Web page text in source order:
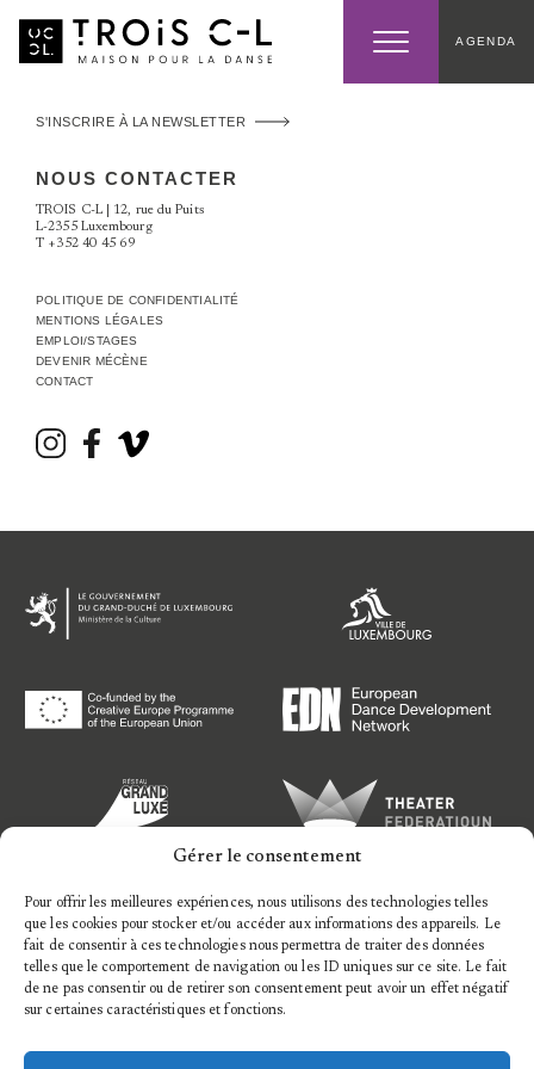
Gérer le consentement
Pour offrir les meilleures expériences, nous utilisons des technologies telles
que les cookies pour stocker et/ou accéder aux informations des appareils. Le
fait de consentir à ces technologies nous permettra de traiter des données
telles que le comportement de navigation ou les ID uniques sur ce site. Le fait
de ne pas consentir ou de retirer son consentement peut avoir un effet négatif
sur certaines caractéristiques et fonctions.
AGENDA
S'INSCRIRE À LA NEWSLETTER
NOUS CONTACTER
TROIS C-L | 12, rue du Puits
L-2355 Luxembourg
T +352 40 45 69
POLITIQUE DE CONFIDENTIALITÉ
MENTIONS LÉGALES
EMPLOI/STAGES
DEVENIR MÉCÈNE
CONTACT